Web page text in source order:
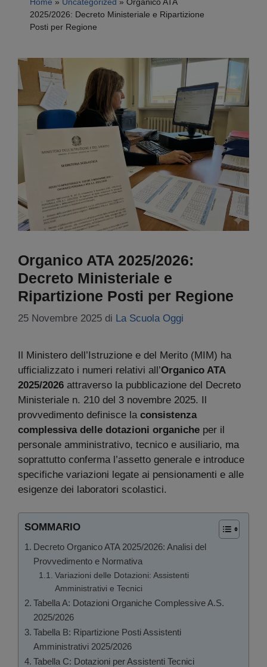
2025/2026: Decreto Ministeriale e Ripartizione
Posti per Regione
Organico ATA 2025/2026:
Decreto Ministeriale e
Ripartizione Posti per Regione
25 Novembre 2025 di La Scuola Oggi
Il Ministero dell’Istruzione e del Merito (MIM) ha
ufficializzato i numeri relativi all’Organico ATA
2025/2026 attraverso la pubblicazione del Decreto
Ministeriale n. 210 del 3 novembre 2025. Il
provvedimento definisce la consistenza
complessiva delle dotazioni organiche per il
personale amministrativo, tecnico e ausiliario, ma
soprattutto conferma l’assetto generale e introduce
specifiche variazioni legate ai pensionamenti e alle
esigenze dei laboratori scolastici.
SOMMARIO
Decreto Organico ATA 2025/2026: Analisi del
Provvedimento e Normativa
Variazioni delle Dotazioni: Assistenti
Amministrativi e Tecnici
Tabella A: Dotazioni Organiche Complessive A.S.
2025/2026
Tabella B: Ripartizione Posti Assistenti
Amministrativi 2025/2026
Tabella C: Dotazioni per Assistenti Tecnici